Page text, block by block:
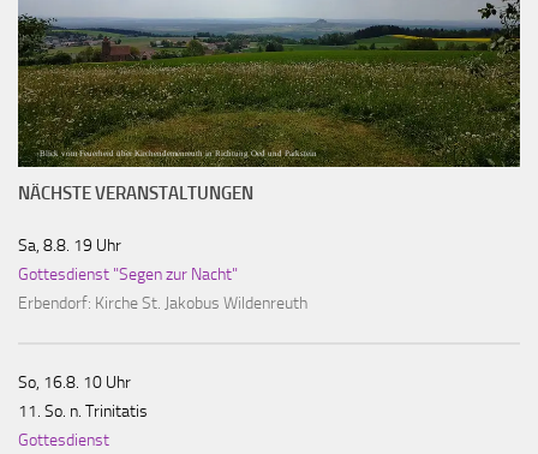
Blick vom Feuerherd über Kirchendemenreuth in Richtung Oed und Parkstein
NÄCHSTE VERANSTALTUNGEN
Sa, 8.8. 19 Uhr
Gottesdienst "Segen zur Nacht"
Erbendorf: Kirche St. Jakobus Wildenreuth
So, 16.8. 10 Uhr
11. So. n. Trinitatis
Gottesdienst